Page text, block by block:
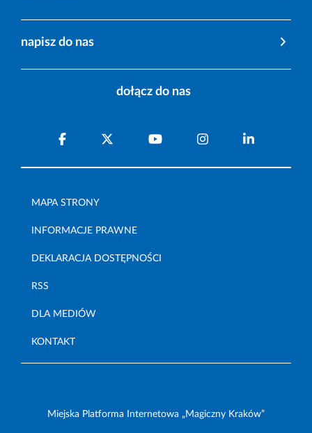
napisz do nas
dołącz do nas
MAPA STRONY
INFORMACJE PRAWNE
DEKLARACJA DOSTĘPNOŚCI
RSS
DLA MEDIÓW
KONTAKT
Miejska Platforma Internetowa „Magiczny Kraków”